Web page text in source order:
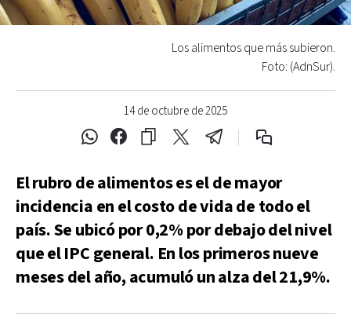
14 de octubre de 2025
Los alimentos que más subieron.
Foto: (AdnSur).
El rubro de alimentos es el de mayor
incidencia en el costo de vida de todo el
país. Se ubicó por 0,2% por debajo del nivel
que el IPC general. En los primeros nueve
meses del año, acumuló un alza del 21,9%.